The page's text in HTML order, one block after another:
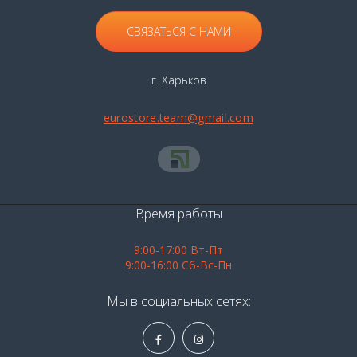
Американское виски
Тайваньский виски
Виски Strathisla
Виски Talisker
Виски Balvenie 12 лет
Виски Famous Grouse
Бурбоны
Ирландский купажированный виски
Виски односолодовый
Японский односолодовый виски
Шотландский односолодовый виски
СВЯЗАТЬСЯ С НАМИ
г. Харьков
eurostore.team@gmail.com
Время работы
9:00-17:00 Вт-Пт
9:00-16:00 Сб-Вс-Пн
Мы в социальных сетях: